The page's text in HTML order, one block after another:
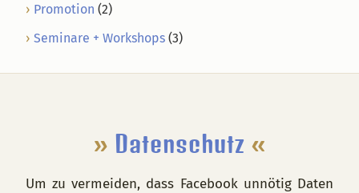
Promotion (2)
Seminare + Workshops (3)
» Datenschutz «
Um zu vermeiden, dass Facebook unnötig Daten